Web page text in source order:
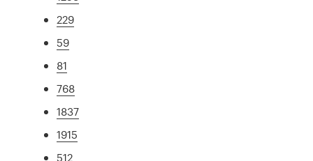
229
59
81
768
1837
1915
512